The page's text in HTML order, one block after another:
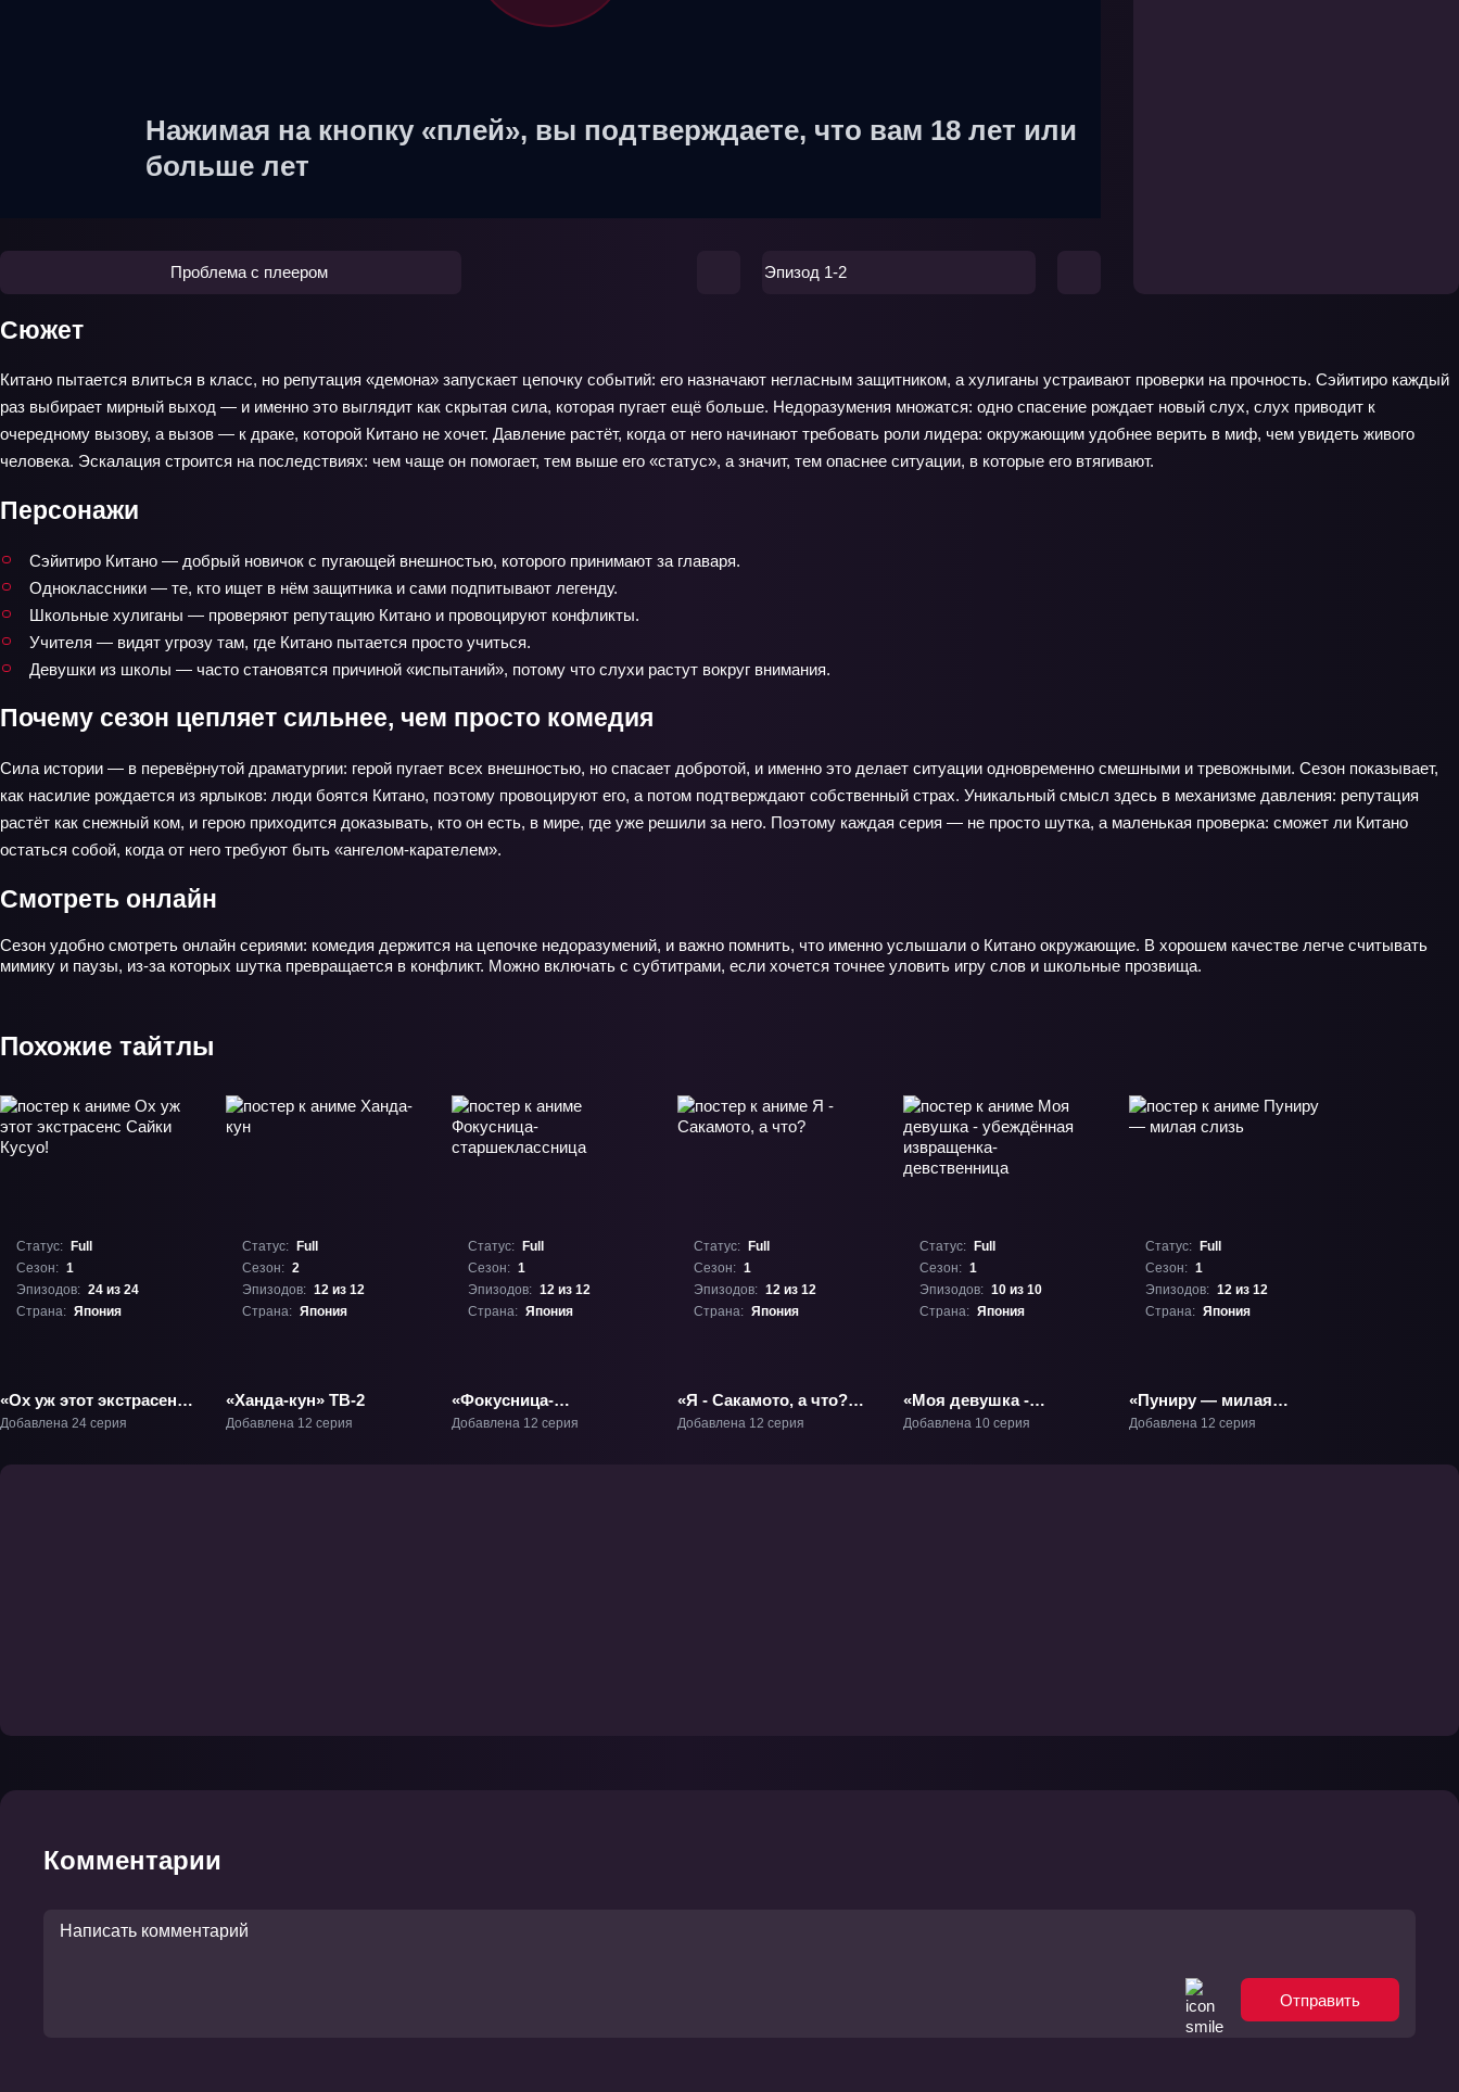
Нажимая на кнопку «плей», вы подтверждаете, что вам 18 лет или
больше лет
Проблема с плеером Эпизод 1-2
Сюжет
Китано пытается влиться в класс, но репутация «демона» запускает цепочку событий: его назначают негласным защитником, а хулиганы устраивают проверки на прочность. Сэйитиро каждый
раз выбирает мирный выход — и именно это выглядит как скрытая сила, которая пугает ещё больше. Недоразумения множатся: одно спасение рождает новый слух, слух приводит к
очередному вызову, а вызов — к драке, которой Китано не хочет. Давление растёт, когда от него начинают требовать роли лидера: окружающим удобнее верить в миф, чем увидеть живого
человека. Эскалация строится на последствиях: чем чаще он помогает, тем выше его «статус», а значит, тем опаснее ситуации, в которые его втягивают.
Персонажи
Сэйитиро Китано — добрый новичок с пугающей внешностью, которого принимают за главаря.
Одноклассники — те, кто ищет в нём защитника и сами подпитывают легенду.
Школьные хулиганы — проверяют репутацию Китано и провоцируют конфликты.
Учителя — видят угрозу там, где Китано пытается просто учиться.
Девушки из школы — часто становятся причиной «испытаний», потому что слухи растут вокруг внимания.
Почему сезон цепляет сильнее, чем просто комедия
Сила истории — в перевёрнутой драматургии: герой пугает всех внешностью, но спасает добротой, и именно это делает ситуации одновременно смешными и тревожными. Сезон показывает,
как насилие рождается из ярлыков: люди боятся Китано, поэтому провоцируют его, а потом подтверждают собственный страх. Уникальный смысл здесь в механизме давления: репутация
растёт как снежный ком, и герою приходится доказывать, кто он есть, в мире, где уже решили за него. Поэтому каждая серия — не просто шутка, а маленькая проверка: сможет ли Китано
остаться собой, когда от него требуют быть «ангелом‑карателем».
Смотреть онлайн
Сезон удобно смотреть онлайн сериями: комедия держится на цепочке недоразумений, и важно помнить, что именно услышали о Китано окружающие. В хорошем качестве легче считывать
мимику и паузы, из-за которых шутка превращается в конфликт. Можно включать с субтитрами, если хочется точнее уловить игру слов и школьные прозвища.
Похожие тайтлы
Статус:
Full
Сезон: 1
Эпизодов: 24 из 24
Страна: Япония
«Ох уж этот экстрасенс
Сайки Кусуо!» ТВ-1
Добавлена 24 серия
Статус:
Full
Сезон: 2
Эпизодов: 12 из 12
Страна: Япония
«Ханда-кун» ТВ-2
Добавлена 12 серия
Статус:
Full
Сезон: 1
Эпизодов: 12 из 12
Страна: Япония
«Фокусница-
старшеклассница» ТВ-1
Добавлена 12 серия
Статус:
Full
Сезон: 1
Эпизодов: 12 из 12
Страна: Япония
«Я - Сакамото, а что?»
ТВ-1
Добавлена 12 серия
Статус:
Full
Сезон: 1
Эпизодов: 10 из 10
Страна: Япония
«Моя девушка -
убеждённая
Добавлена 10 серия
Статус:
Full
Сезон: 1
Эпизодов: 12 из 12
Страна: Япония
«Пуниру — милая
слизь» ТВ-1
Добавлена 12 серия
Комментарии
Отправить